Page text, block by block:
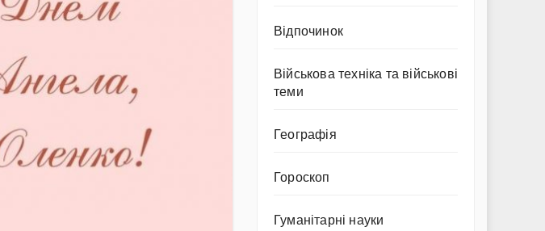
Відпочинок
Військова техніка та військові
теми
Географія
Гороскоп
Гуманітарні науки